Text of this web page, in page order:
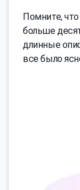
Помните,
больше
длинные
все было